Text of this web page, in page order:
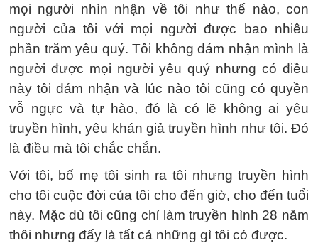
mọi người nhìn nhận về tôi như thế nào, con
người của tôi với mọi người được bao nhiêu
phần trăm yêu quý. Tôi không dám nhận mình là
người được mọi người yêu quý nhưng có điều
này tôi dám nhận và lúc nào tôi cũng có quyền
vỗ ngực và tự hào, đó là có lẽ không ai yêu
truyền hình, yêu khán giả truyền hình như tôi. Đó
là điều mà tôi chắc chắn.
Với tôi, bố mẹ tôi sinh ra tôi nhưng truyền hình
cho tôi cuộc đời của tôi cho đến giờ, cho đến tuổi
này. Mặc dù tôi cũng chỉ làm truyền hình 28 năm
thôi nhưng đấy là tất cả những gì tôi có được.